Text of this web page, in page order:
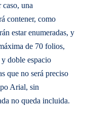
una
contener, como
estar enumeradas, y
de 70 folios,
doble espacio
que no será preciso
Arial, sin
no queda incluida.